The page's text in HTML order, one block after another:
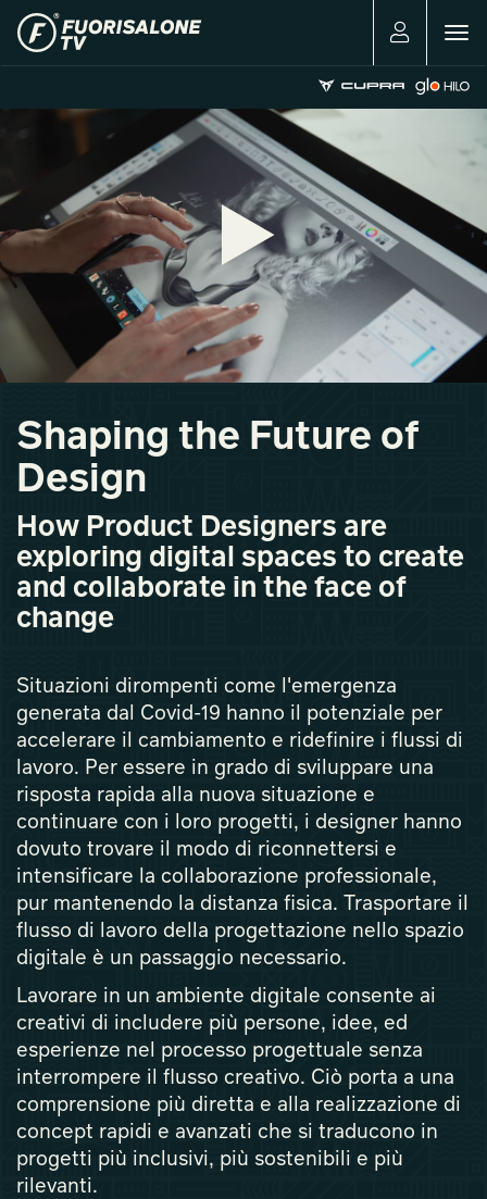
Shaping the Future of
Design
How Product Designers are
exploring digital spaces to create
and collaborate in the face of
change
Situazioni dirompenti come l'emergenza
generata dal Covid-19 hanno il potenziale per
accelerare il cambiamento e ridefinire i flussi di
lavoro. Per essere in grado di sviluppare una
risposta rapida alla nuova situazione e
continuare con i loro progetti, i designer hanno
dovuto trovare il modo di riconnettersi e
intensificare la collaborazione professionale,
pur mantenendo la distanza fisica. Trasportare il
flusso di lavoro della progettazione nello spazio
digitale è un passaggio necessario.
Lavorare in un ambiente digitale consente ai
creativi di includere più persone, idee, ed
esperienze nel processo progettuale senza
interrompere il flusso creativo. Ciò porta a una
comprensione più diretta e alla realizzazione di
concept rapidi e avanzati che si traducono in
progetti più inclusivi, più sostenibili e più
rilevanti.